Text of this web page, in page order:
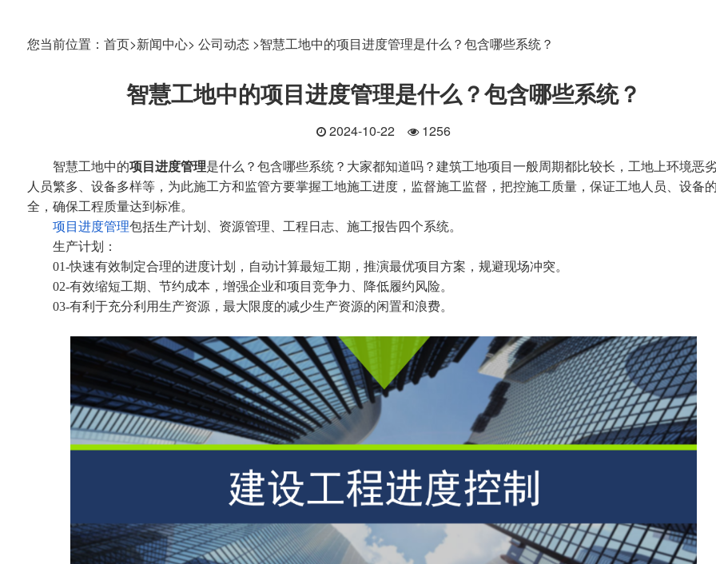
您当前位置： 首页>新闻中心> 公司动态 >智慧工地中的项目进度管理是什么？包含哪些系统？
智慧工地中的项目进度管理是什么？包含哪些系统？
2024-10-22 1256
智慧工地中的项目进度管理是什么？包含哪些系统？大家都知道吗？建筑工地项目一般周期都比较长，工地上环境恶
人员繁多、设备多样等，为此施工方和监管方要掌握工地施工进度，监督施工监督，把控施工质量，保证工地人员、设备
全，确保工程质量达到标准。
项目进度管理包括生产计划、资源管理、工程日志、施工报告四个系统。
生产计划：
01-快速有效制定合理的进度计划，自动计算最短工期，推演最优项目方案，规避现场冲突。
02-有效缩短工期、节约成本，增强企业和项目竞争力、降低履约风险。
03-有利于充分利用生产资源，最大限度的减少生产资源的闲置和浪费。